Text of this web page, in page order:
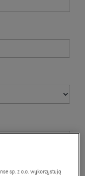
sp. z o.o. wykorzystują